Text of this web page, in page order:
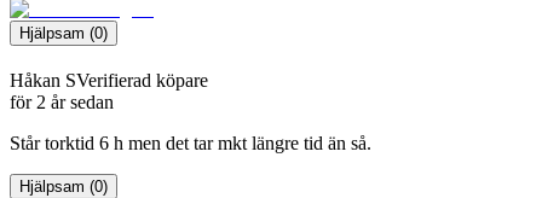
Hjälpsam (0)
Håkan SVerifierad köpare
för 2 år sedan
Står torktid 6 h men det tar mkt längre tid än så.
Hjälpsam (0)